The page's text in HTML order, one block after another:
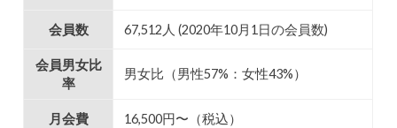
会員数 67,512人 (2020年10月1日の会員数)
会員男女比
率
男女比（男性57%：女性43%）
月会費 16,500円〜（税込）